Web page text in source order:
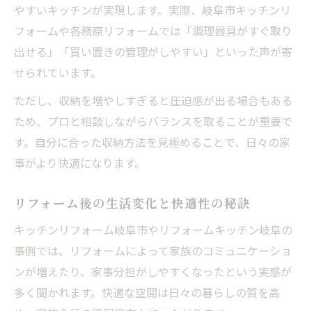
やすいキッチンが実現します。実際、岐阜市キッチンリ
フォームや各務原リフォームでは「調理器具がすぐ取り
出せる」「買い置きの管理がしやすい」といった声が寄
せられています。
ただし、収納を増やしすぎると圧迫感が出る場合もある
ため、プロと相談しながらバランスを取ることが重要で
す。自分に合った収納方法を見極めることで、日々の家
事がより快適になります。
リフォーム後の生活変化と快適性の秘訣
キッチンリフォーム岐阜市やリフォームキッチン岐阜の
事例では、リフォームによって家族のコミュニケーショ
ンが増えたり、家事分担がしやすくなったという実感が
多く聞かれます。快適な空間は日々の暮らしの質を高